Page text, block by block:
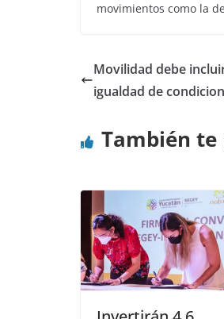
movimientos como la
Movilidad debe
igualdad de
También